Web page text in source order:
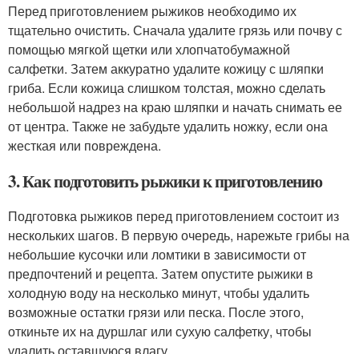
Перед приготовлением рыжиков необходимо их
тщательно очистить. Сначала удалите грязь или почву с
помощью мягкой щетки или хлопчатобумажной
салфетки. Затем аккуратно удалите кожицу с шляпки
гриба. Если кожица слишком толстая, можно сделать
небольшой надрез на краю шляпки и начать снимать ее
от центра. Также не забудьте удалить ножку, если она
жесткая или повреждена.
3. Как подготовить рыжики к приготовлению
Подготовка рыжиков перед приготовлением состоит из
нескольких шагов. В первую очередь, нарежьте грибы на
небольшие кусочки или ломтики в зависимости от
предпочтений и рецепта. Затем опустите рыжики в
холодную воду на несколько минут, чтобы удалить
возможные остатки грязи или песка. После этого,
откиньте их на дуршлаг или сухую салфетку, чтобы
удалить оставшуюся влагу.